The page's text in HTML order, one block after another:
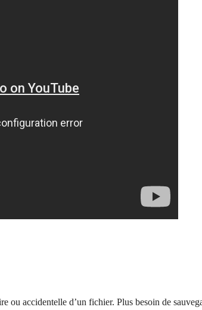
ou accidentelle d’un fichier. Plus besoin de